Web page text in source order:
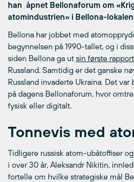
han åpnet Bellonaforum om
atomindustrien» i Bellona-
Bellona har jobbet med
begynnelsen på 1990-tallet, og i
siden Bellona ga ut sin første rapport
Russland. Samtidig er det ganske
Russland invaderte Ukraina. Det
på dagens Bellonaforum, hvor
fysisk eller digitalt.
Tonnevis med
Tidligere russisk atom-ubåtoffiser
i over 30 år, Aleksandr Nikitin,
fortelle om hvilke strategiske mål